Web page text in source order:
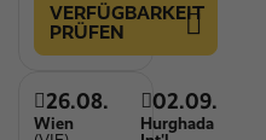
VERFÜGBARKEIT
PRÜFEN
26.08.
Wien
02.09.
Hurghada